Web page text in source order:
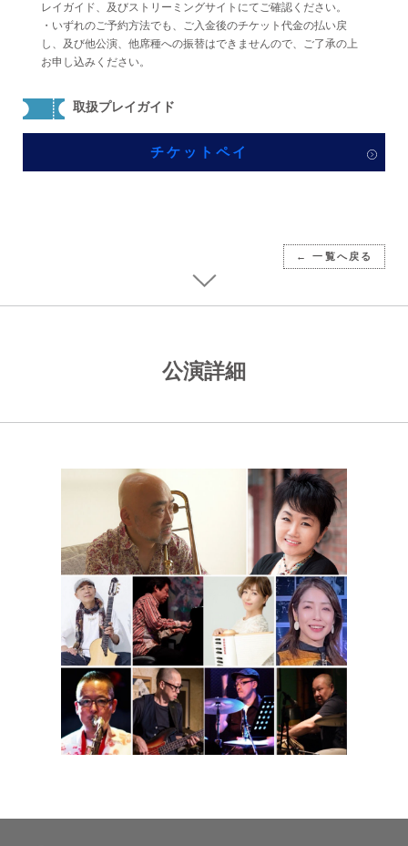
レイガイド、及びストリーミングサイトにてご確認ください。
・いずれのご予約方法でも、ご入金後のチケット代金の払い戻
し、及び他公演、他席種への振替はできませんので、ご了承の上
お申し込みください。
取扱プレイガイド
チケットペイ
← 一覧へ戻る
公演詳細